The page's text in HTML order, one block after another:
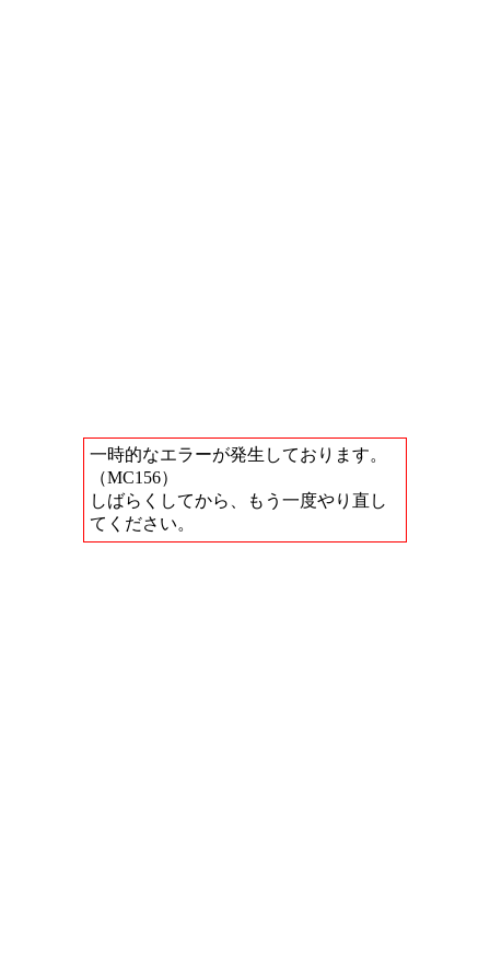
一時的なエラーが発生しております。
（MC156）
しばらくしてから、もう一度やり直し
てください。